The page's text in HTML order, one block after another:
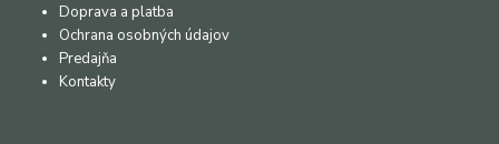
Doprava a platba
Ochrana osobných údajov
Predajňa
Kontakty